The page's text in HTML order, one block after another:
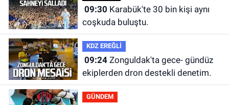
09:30
coşkuda buluştu.
KDZ EREĞLİ
09:24Zonguldak'ta gece- gündüz
ekiplerden dron destekli denetim.
GÜNDEM